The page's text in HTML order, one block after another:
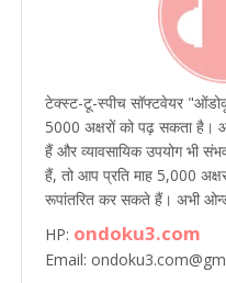
टेक्स्ट-टू-स्पीच सॉफ्टवेयर
5000 अक्षरों को पढ़ सकता
हैं और व्यावसायिक उपयोग भी
हैं, तो आप प्रति माह 5,000
रूपांतरित कर सकते हैं। अभी
HP: ondoku3.com
Email: